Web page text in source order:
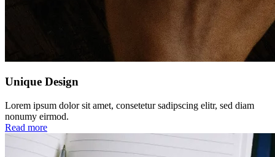
Unique Design
Lorem ipsum dolor sit amet, consetetur sadipscing elitr, sed diam
nonumy eirmod.
Read more